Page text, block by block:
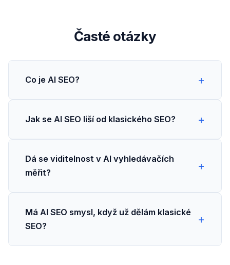
Časté otázky
Co je AI SEO?
Jak se AI SEO liší od klasického SEO?
Dá se viditelnost v AI vyhledávačích
měřit?
Má AI SEO smysl, když už dělám klasické
SEO?